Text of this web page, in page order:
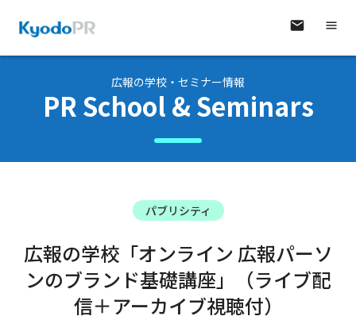
広報の学校・セミナー情報
PR School & Seminars
パブリシティ
広報の学校「オンライン 広報パーソ
ンのブランド基礎講座」（ライブ配
信＋アーカイブ視聴付）